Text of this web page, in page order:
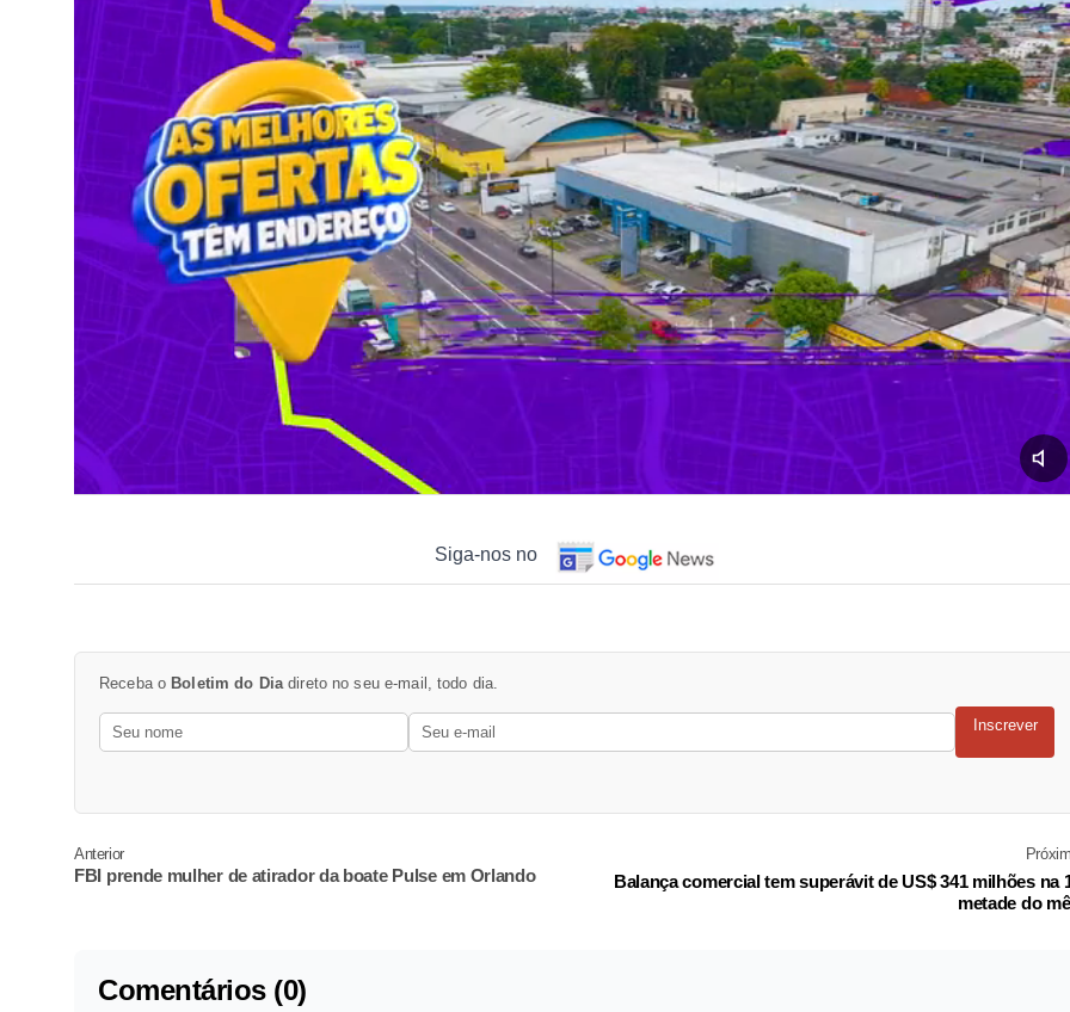
Siga-nos no
Receba o Boletim do Diadireto no seu e-mail, todo dia.
Inscrever
Anterior
FBI prende mulher de atirador da boate Pulse em Orlando
Balança comercial tem superávit de US$ 341 milhões na
metade do
Comentários (0)